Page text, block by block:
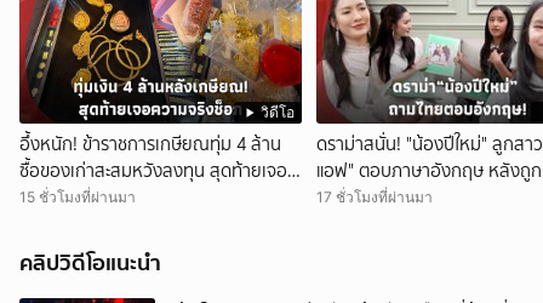
วิดีโอ
อึ้งหนัก! ข้าราชการเกษียณทุ่ม 4 ล้าน
ซื้อของเก่าสะสมหวังลงทุน สุดท้ายเจอ
ความจริงช็อก
15 ชั่วโมงที่ผ่านมา
ดราม่าสนั่น! "น้องปีใหม่" ลูกสา
แอฟ" ตอบภาษาอังกฤษ หลังถู
ภาษาไทย ทำชาวเน็ตถกสนั่น!
17 ชั่วโมงที่ผ่านมา
คลิปวิดีโอแนะนำ